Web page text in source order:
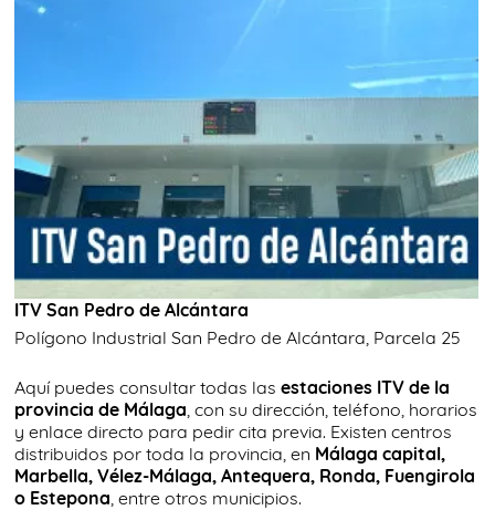
ITV San Pedro de Alcántara
Polígono Industrial San Pedro de Alcántara, Parcela 25
Aquí puedes consultar todas las estaciones ITV de la
provincia de Málaga, con su dirección, teléfono, horarios
y enlace directo para pedir cita previa. Existen centros
distribuidos por toda la provincia, en Málaga capital,
Marbella, Vélez-Málaga, Antequera, Ronda, Fuengirola
o Estepona, entre otros municipios.